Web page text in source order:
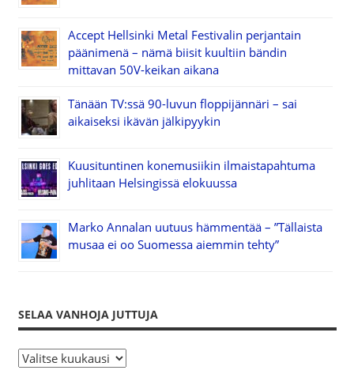
Accept Hellsinki Metal Festivalin perjantain
päänimenä – nämä biisit kuultiin bändin
mittavan 50V-keikan aikana
Tänään TV:ssä 90-luvun floppijännäri – sai
aikaiseksi ikävän jälkipyykin
Kuusituntinen konemusiikin ilmaistapahtuma
juhlitaan Helsingissä elokuussa
Marko Annalan uutuus hämmentää – ”Tällaista
musaa ei oo Suomessa aiemmin tehty”
SELAA VANHOJA JUTTUJA
S